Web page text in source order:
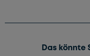
Das könnte